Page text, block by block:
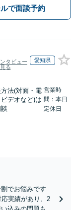
ルで面談予約
タビュー
る
愛知県
法(対面・電
デオなど)は
営業時
間：本日
定休日
でお悩みです
実績があり、2